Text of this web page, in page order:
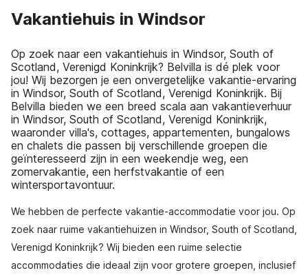
Vakantiehuis in Windsor
Op zoek naar een vakantiehuis in Windsor, South of
Scotland, Verenigd Koninkrijk? Belvilla is dé plek voor
jou! Wij bezorgen je een onvergetelijke vakantie-ervaring
in Windsor, South of Scotland, Verenigd Koninkrijk. Bij
Belvilla bieden we een breed scala aan vakantieverhuur
in Windsor, South of Scotland, Verenigd Koninkrijk,
waaronder villa's, cottages, appartementen, bungalows
en chalets die passen bij verschillende groepen die
geïnteresseerd zijn in een weekendje weg, een
zomervakantie, een herfstvakantie of een
wintersportavontuur.
We hebben de perfecte vakantie-accommodatie voor jou. Op
zoek naar ruime vakantiehuizen in Windsor, South of Scotland,
Verenigd Koninkrijk? Wij bieden een ruime selectie
accommodaties die ideaal zijn voor grotere groepen, inclusief